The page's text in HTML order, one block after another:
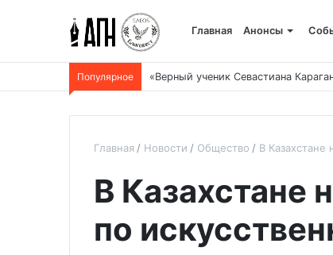
Главная Анонсы
Популярное «Верный ученик Севастиана
Главная Новости Общество В Казахстане
В Казахстане
по